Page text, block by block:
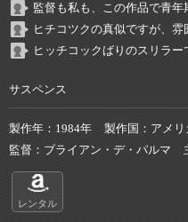
監督も私も、この作品で青年
ヒチコツクの真似ですが、雰
ヒッチコックばりのスリラー
サスペンス
製作年 1984年 製作国 アメリ
監督
ブライアン・デ・パルマ
レンタル